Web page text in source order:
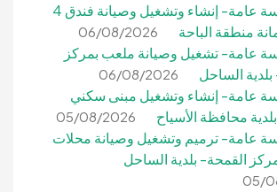
منافسة عامة- إنشاء وتشغيل وصيانة فندق 4
منطقة الباحة
06/08/2026
عامة- تشغيل وصيانة ملعب بمركز
الساحل
06/08/2026
عامة- إنشاء وتشغيل مبنى سكني
محافظة الأسياح
05/08/2026
عامة- ترميم وتشغيل وصيانة محلات
القمحة- بلدية الساحل
05/